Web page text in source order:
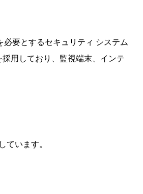
要とするセキュリティ システム
用しており、監視端末、インテ
ています。